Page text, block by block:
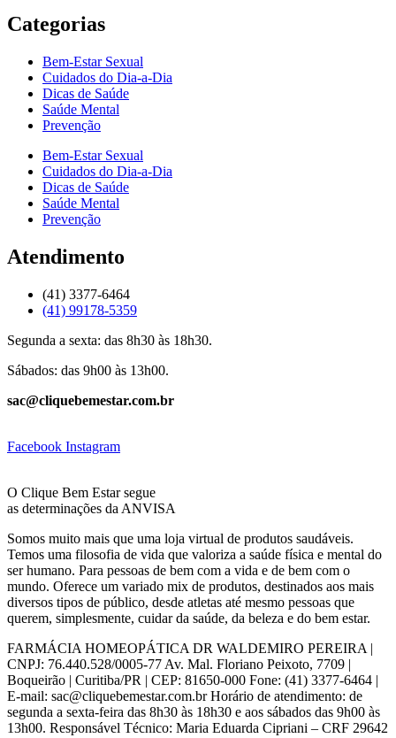
Categorias
Bem-Estar Sexual
Cuidados do Dia-a-Dia
Dicas de Saúde
Saúde Mental
Prevenção
Bem-Estar Sexual
Cuidados do Dia-a-Dia
Dicas de Saúde
Saúde Mental
Prevenção
Atendimento
(41) 3377-6464
(41) 99178-5359
Segunda a sexta: das 8h30 às 18h30.
Sábados: das 9h00 às 13h00.
sac@cliquebemestar.com.br
Facebook Instagram
O Clique Bem Estar segue
as determinações da ANVISA
Somos muito mais que uma loja virtual de produtos saudáveis.
Temos uma filosofia de vida que valoriza a saúde física e mental do
ser humano. Para pessoas de bem com a vida e de bem com o
mundo. Oferece um variado mix de produtos, destinados aos mais
diversos tipos de público, desde atletas até mesmo pessoas que
querem, simplesmente, cuidar da saúde, da beleza e do bem estar.
FARMÁCIA HOMEOPÁTICA DR WALDEMIRO PEREIRA |
CNPJ: 76.440.528/0005-77 Av. Mal. Floriano Peixoto, 7709 |
Boqueirão | Curitiba/PR | CEP: 81650-000 Fone: (41) 3377-6464 |
E-mail: sac@cliquebemestar.com.br Horário de atendimento: de
segunda a sexta-feira das 8h30 às 18h30 e aos sábados das 9h00 às
13h00. Responsável Técnico: Maria Eduarda Cipriani – CRF 29642